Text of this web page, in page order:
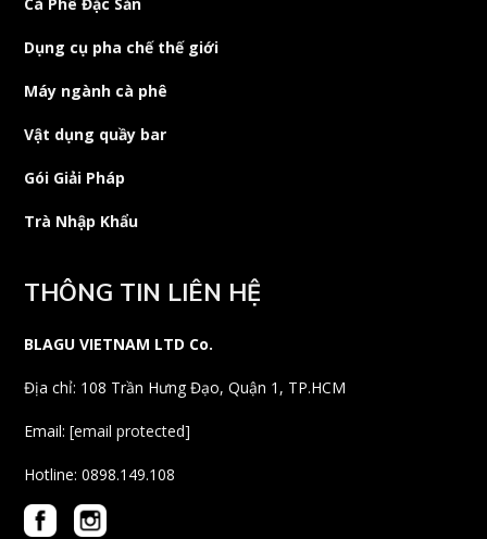
Dụng cụ pha chế thế giới
Máy ngành cà phê
Vật dụng quầy bar
Gói Giải Pháp
Trà Nhập Khẩu
THÔNG TIN LIÊN HỆ
BLAGU VIETNAM LTD Co.
Địa chỉ: 108 Trần Hưng Đạo, Quận 1, TP.HCM
Email:[email protected]
Hotline: 0898.149.108